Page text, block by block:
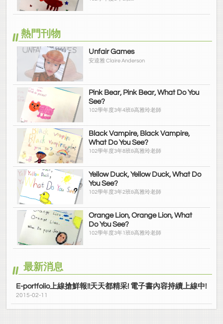
熱門刊物
Unfair Games
安逵雅 Claire Anderson
Pink Bear, Pink Bear, What Do You
See?
102學年度3年4班&高雅玲老師
Black Vampire, Black Vampire,
What Do You See?
102學年度3年8班&高雅玲老師
Yellow Duck, Yellow Duck, What Do
You See?
102學年度3年2班&高雅玲老師
Orange Lion, Orange Lion, What
Do You See?
102學年度3年1班&高雅玲老師
最新消息
E-portfolio上線搶鮮報!!天天都精采! 電子書內容持續上線中!
2015-02-11